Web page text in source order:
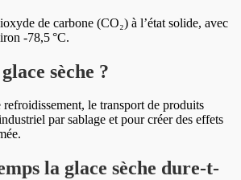
de carbone (CO₂) à l’état solide, avec
-78,5 °C.
sèche ?
le transport de produits
par sablage et pour créer des effets
la glace sèche dure-t-